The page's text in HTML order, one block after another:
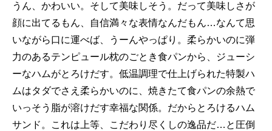
うん、かわいい。そして美味しそう。だって美味しさが
顔に出てるもん、自信満々な表情なんだもん…なんて思
いながら口に運べば、うーんやっぱり。柔らかいのに弾
力のあるテンピュール枕のごとき食パンから、ジューシ
ーなハムがとろけだす。低温調理で仕上げられた特製ハ
ムはタダでさえ柔らかいのに、焼きたて食パンの余熱で
いっそう脂が溶けだす幸福な関係。だからとろけるハム
サンド。これは上等、こだわり尽くしの逸品だ…と圧倒